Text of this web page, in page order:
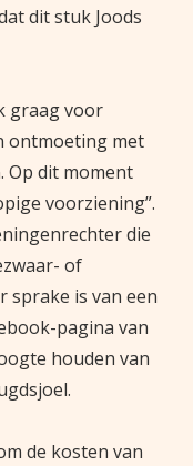
dit stuk Joods
graag voor
ontmoeting met
Op dit moment
voorziening”.
die
of
sprake is van een
pagina van
houden van
de kosten van